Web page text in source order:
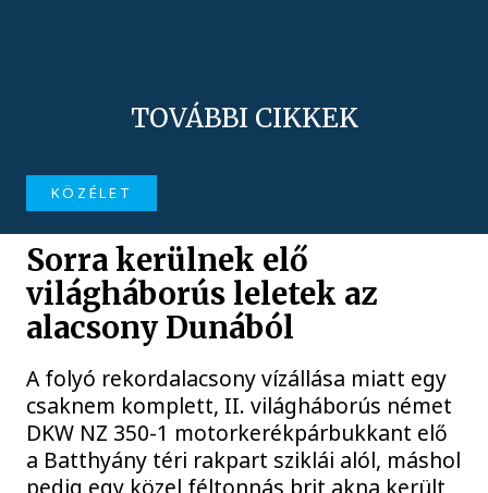
TOVÁBBI CIKKEK
KÖZÉLET
Sorra kerülnek elő
világháborús leletek az
alacsony Dunából
A folyó rekordalacsony vízállása miatt egy
csaknem komplett, II. világháborús német
DKW NZ 350-1 motorkerékpárbukkant elő
a Batthyány téri rakpart sziklái alól, máshol